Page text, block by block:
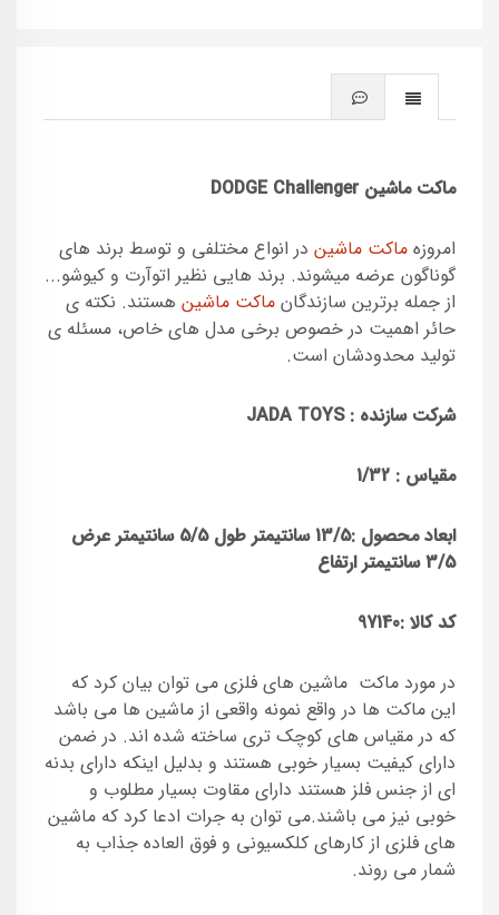
ماکت ماشینDODGE Challenger
امروزه ماکت ماشین در انواع مختلفی و توسط برند های
گوناگون عرضه میشوند. برند هایی نظیر اتوآرت و کیوشو...
از جمله برترین سازندگان ماکت ماشین هستند. نکته ی
حائر اهمیت در خصوص برخی مدل های خاص، مسئله ی
تولید محدودشان است.
شرکت سازنده :JADA TOYS
مقیاس : 1/32
ابعاد محصول :13/5 سانتیمتر طول5/5 سانتیمتر عرض
3/5سانتیمتر ارتفاع
کد کالا :97140
در مورد ماکت ماشین های فلزی می توان بیان کرد که
این ماکت ها در واقع نمونه واقعی از ماشین ها می باشد
که در مقیاس های کوچک تری ساخته شده اند. در ضمن
دارای کیفیت بسیار خوبی هستند و بدلیل اینکه دارای بدنه
ای از جنس فلز هستند دارای مقاوت بسیار مطلوب و
خوبی نیز می باشند.می توان به جرات ادعا کرد که ماشین
های فلزی از کارهای کلکسیونی و فوق العاده جذاب به
شمار می روند.